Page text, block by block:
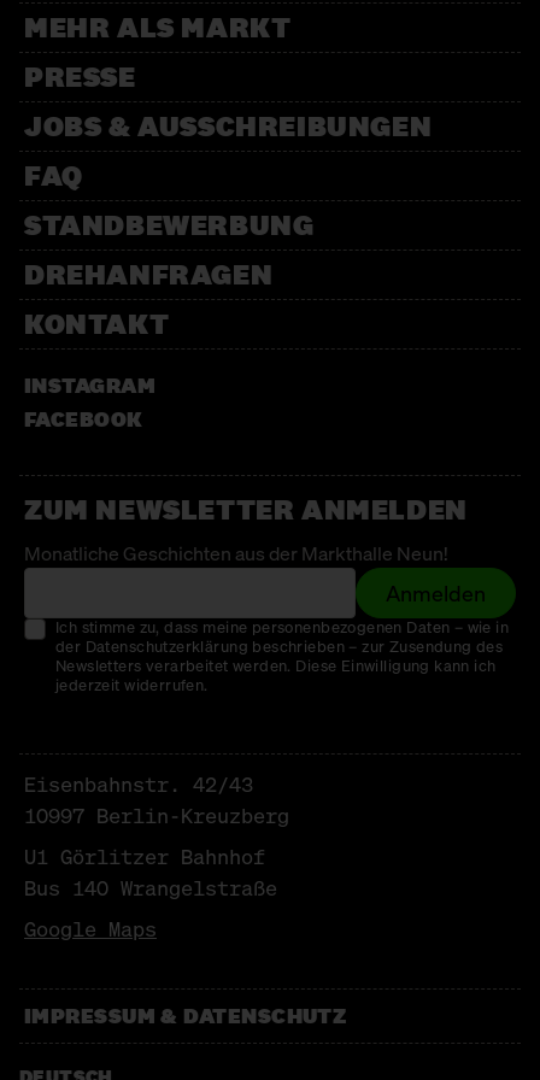
Gestricktes
WOHLFARTH SCHOKOLADE
MEHR ALS MARKT
PRESSE
JOBS & AUSSCHREIBUNGEN
FAQ
STANDBEWERBUNG
DREHANFRAGEN
KONTAKT
INSTAGRAM
FACEBOOK
ZUM NEWSLETTER ANMELDEN
Monatliche Geschichten aus der Markthalle Neun!
Anmelden
Ich stimme zu, dass meine personenbezogenen Daten – wie in
der Datenschutzerklärung beschrieben – zur Zusendung des
Newsletters verarbeitet werden. Diese Einwilligung kann ich
jederzeit widerrufen.
Eisenbahnstr. 42/43
10997 Berlin-Kreuzberg
U1 Görlitzer Bahnhof
Bus 140 Wrangelstraße
Google Maps
IMPRESSUM & DATENSCHUTZ